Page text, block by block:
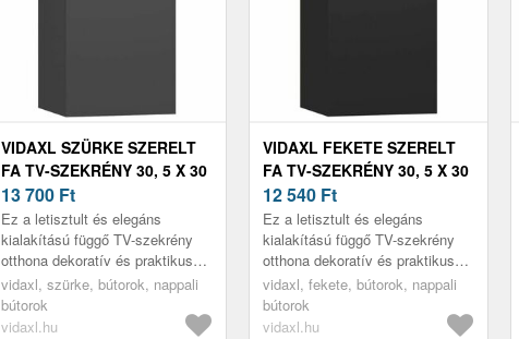
VIDAXL SZÜRKE SZERELT
FA TV-SZEKRÉNY 30, 5 X 30
X 60 CM
13 700 Ft
Ez a letisztult és elegáns
kialakítású függő TV-szekrény
otthona dekoratív és praktikus
kiegészítője lesz.
vidaxl, szürke, bútorok, nappali
bútorok
vidaxl.hu
VIDAXL FEKETE SZERELT
FA TV-SZEKRÉNY 30, 5 X 30
X 60 CM
12 540 Ft
Ez a letisztult és elegáns
kialakítású függő TV-szekrény
otthona dekoratív és praktikus
kiegészítője lesz.
vidaxl, fekete, bútorok, nappali
bútorok
vidaxl.hu